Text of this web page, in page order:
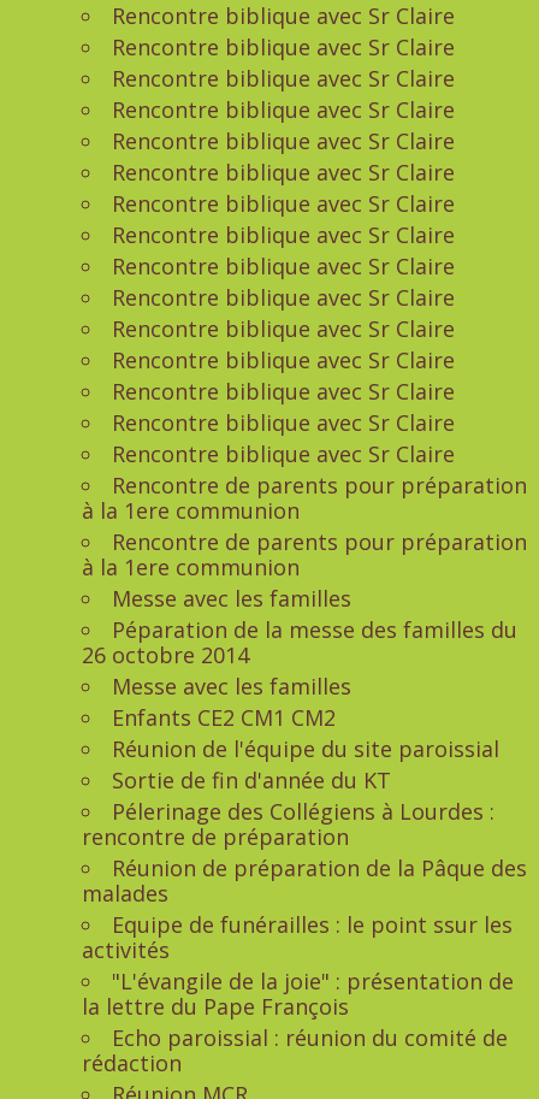
Rencontre biblique avec Sr Claire
Rencontre biblique avec Sr Claire
Rencontre biblique avec Sr Claire
Rencontre biblique avec Sr Claire
Rencontre biblique avec Sr Claire
Rencontre biblique avec Sr Claire
Rencontre biblique avec Sr Claire
Rencontre biblique avec Sr Claire
Rencontre biblique avec Sr Claire
Rencontre biblique avec Sr Claire
Rencontre biblique avec Sr Claire
Rencontre biblique avec Sr Claire
Rencontre biblique avec Sr Claire
Rencontre biblique avec Sr Claire
Rencontre biblique avec Sr Claire
Rencontre de parents pour préparation
à la 1ere communion
Rencontre de parents pour préparation
à la 1ere communion
Messe avec les familles
Péparation de la messe des familles du
26 octobre 2014
Messe avec les familles
Enfants CE2 CM1 CM2
Réunion de l'équipe du site paroissial
Sortie de fin d'année du KT
Pélerinage des Collégiens à Lourdes :
rencontre de préparation
Réunion de préparation de la Pâque des
malades
Equipe de funérailles : le point ssur les
activités
"L'évangile de la joie" : présentation de
la lettre du Pape François
Echo paroissial : réunion du comité de
rédaction